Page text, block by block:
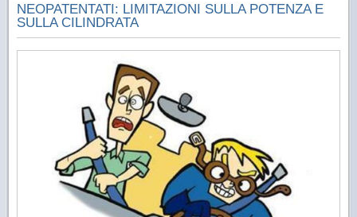
NEOPATENTATI: LIMITAZIONI SULLA POTENZA E
SULLA CILINDRATA